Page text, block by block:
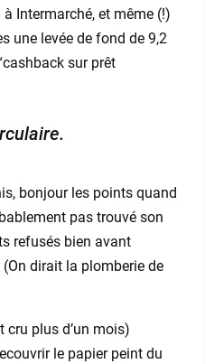
Intermarché, et même (!)
une levée de fond de 9,2
sur prêt
bonjour les points quand
pas trouvé son
refusés bien avant
(On dirait la plomberie de
cru plus d’un mois)
le papier peint du